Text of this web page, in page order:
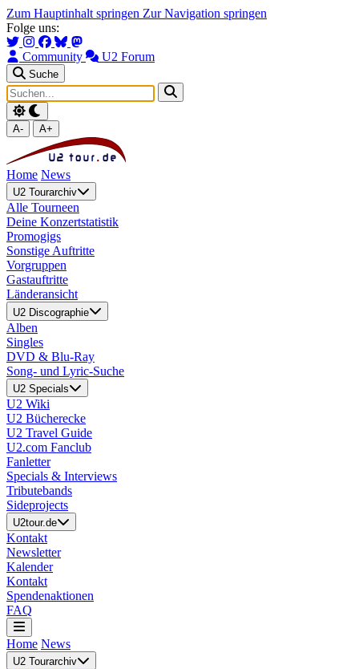
Zum Hauptinhalt springen Zur Navigation springen
Folge uns:
Community U2 Forum
Suche
A- A+
Home News
U2 Tourarchiv
Alle Tourneen
Deine Konzertstatistik
Promogigs
Sonstige Auftritte
Vorgruppen
Gastauftritte
Länderansicht
U2 Discographie
Alben
Singles
DVD & Blu-Ray
Song- und Lyric-Suche
U2 Specials
U2 Wiki
U2 Bücherecke
U2 Travel Guide
U2.com Fanclub
Fanletter
Specials & Interviews
Tributebands
Sideprojects
U2tour.de
Kontakt
Newsletter
Kalender
Kontakt
Spendenaktionen
FAQ
Home News
U2 Tourarchiv